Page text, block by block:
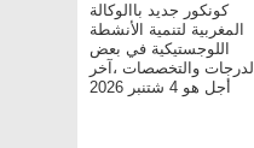
كونكور جديد باالوكالة
المغربية لتنمية الأنشطة
اللوجستيكية في بعض
الدرجات والتخصصات ،آخر
أجل هو 4 شتنبر 2026